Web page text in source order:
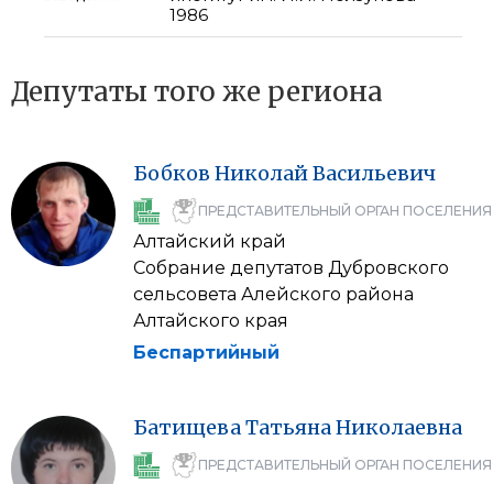
1986
Депутаты того же региона
Бобков НиколайВасильевич
ПРЕДСТАВИТЕЛЬНЫЙ ОРГАН ПОСЕЛЕНИЯ
Алтайский край
Собрание депутатов Дубровского
сельсовета Алейского района
Алтайского края
Беспартийный
БатищеваТатьянаНиколаевна
ПРЕДСТАВИТЕЛЬНЫЙ ОРГАН ПОСЕЛЕНИЯ